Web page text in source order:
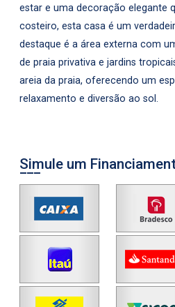
estar e uma decoração elegante
costeiro, esta casa é um
destaque é a área externa com
de praia privativa e jardins
areia da praia, oferecendo um
relaxamento e diversão ao sol.
Simule um